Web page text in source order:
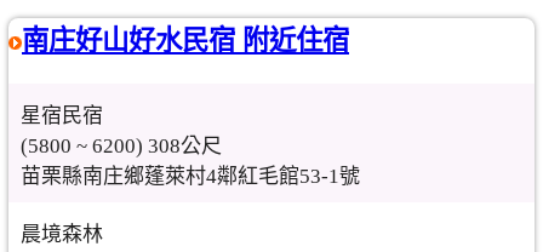
南庄好山好水民宿 附近住宿
星宿民宿
(5800 ~ 6200) 308公尺
苗栗縣南庄鄉蓬萊村4鄰紅毛館53-1號
晨境森林